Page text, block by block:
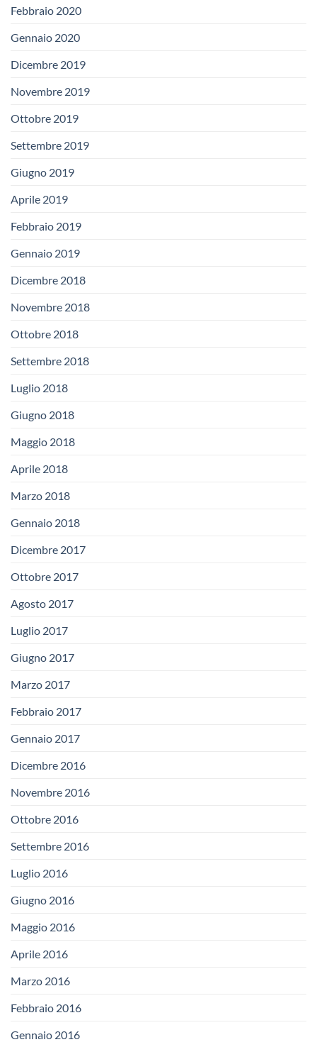
Febbraio 2020
Gennaio 2020
Dicembre 2019
Novembre 2019
Ottobre 2019
Settembre 2019
Giugno 2019
Aprile 2019
Febbraio 2019
Gennaio 2019
Dicembre 2018
Novembre 2018
Ottobre 2018
Settembre 2018
Luglio 2018
Giugno 2018
Maggio 2018
Aprile 2018
Marzo 2018
Gennaio 2018
Dicembre 2017
Ottobre 2017
Agosto 2017
Luglio 2017
Giugno 2017
Marzo 2017
Febbraio 2017
Gennaio 2017
Dicembre 2016
Novembre 2016
Ottobre 2016
Settembre 2016
Luglio 2016
Giugno 2016
Maggio 2016
Aprile 2016
Marzo 2016
Febbraio 2016
Gennaio 2016